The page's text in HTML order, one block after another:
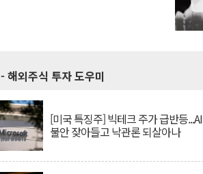
- 해외주식 투자 도우미
[미국 특징주] 빅테크 주가 급반등...AI
불안 잦아들고 낙관론 되살아나